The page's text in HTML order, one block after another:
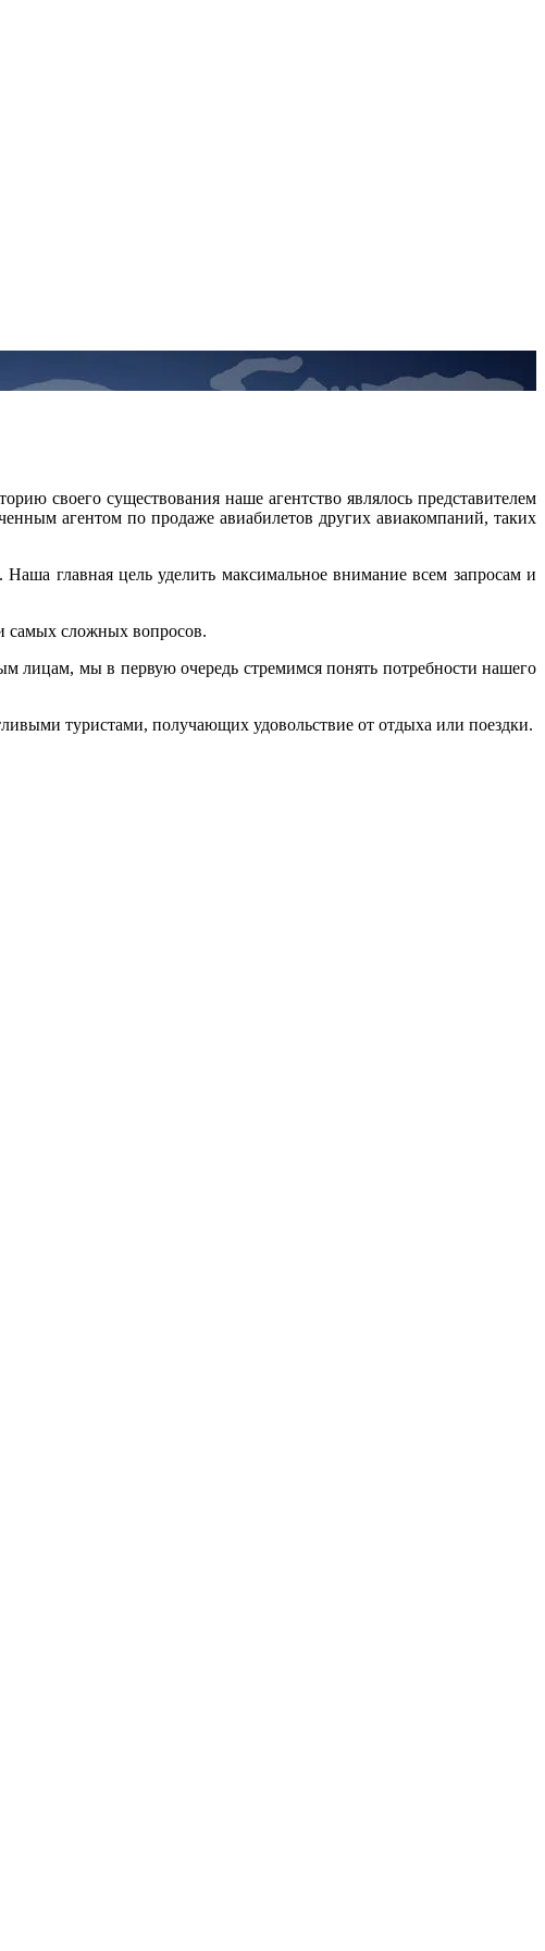
своего существования наше агентство являлось представителем
агентом по продаже авиабилетов других авиакомпаний, таких
главная цель уделить максимальное внимание всем запросам и
самых сложных вопросов.
лицам, мы в первую очередь стремимся понять потребности нашего
туристами, получающих удовольствие от отдыха или поездки.